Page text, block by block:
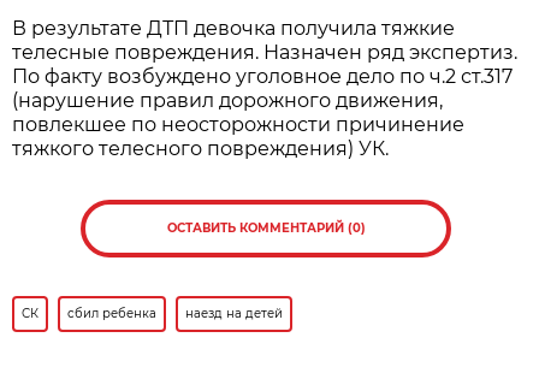
В результате ДТП девочка получила тяжкие
телесные повреждения. Назначен ряд экспертиз.
По факту возбуждено уголовное дело по ч.2 ст.317
(нарушение правил дорожного движения,
повлекшее по неосторожности причинение
тяжкого телесного повреждения) УК.
ОСТАВИТЬ КОММЕНТАРИЙ (0)
СК сбил ребенка наезд на детей